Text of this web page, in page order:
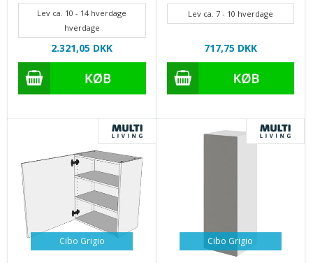
Lev ca. 10 - 14 hverdage
hverdage
2.321,05 DKK
Lev ca. 7 - 10 hverdage
717,75 DKK
Cibo Grigio Cibo Grigio